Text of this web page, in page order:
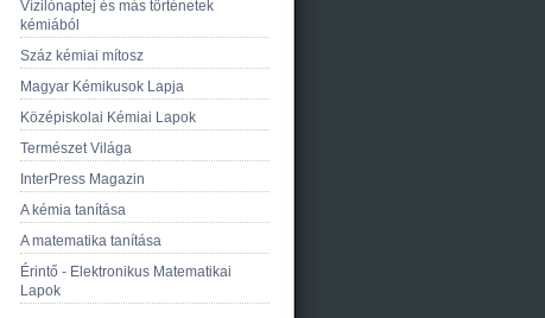
Vízilónaptej és más történetek
kémiából
Száz kémiai mítosz
Magyar Kémikusok Lapja
Középiskolai Kémiai Lapok
Természet Világa
InterPress Magazin
A kémia tanítása
A matematika tanítása
Érintő - Elektronikus Matematikai
Lapok